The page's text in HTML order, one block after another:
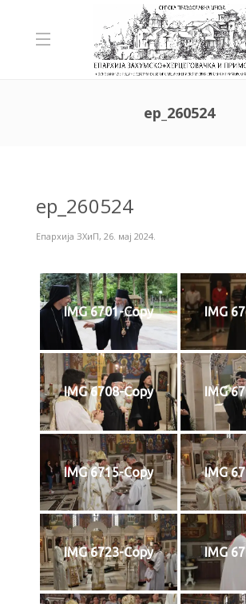
ep_260524
ep_260524
Епархија ЗХиП, 26. мај 2024.
IMG 6701-Copy IMG
IMG 6708-Copy IMG
IMG 6715-Copy IMG
IMG 6723-Copy IMG